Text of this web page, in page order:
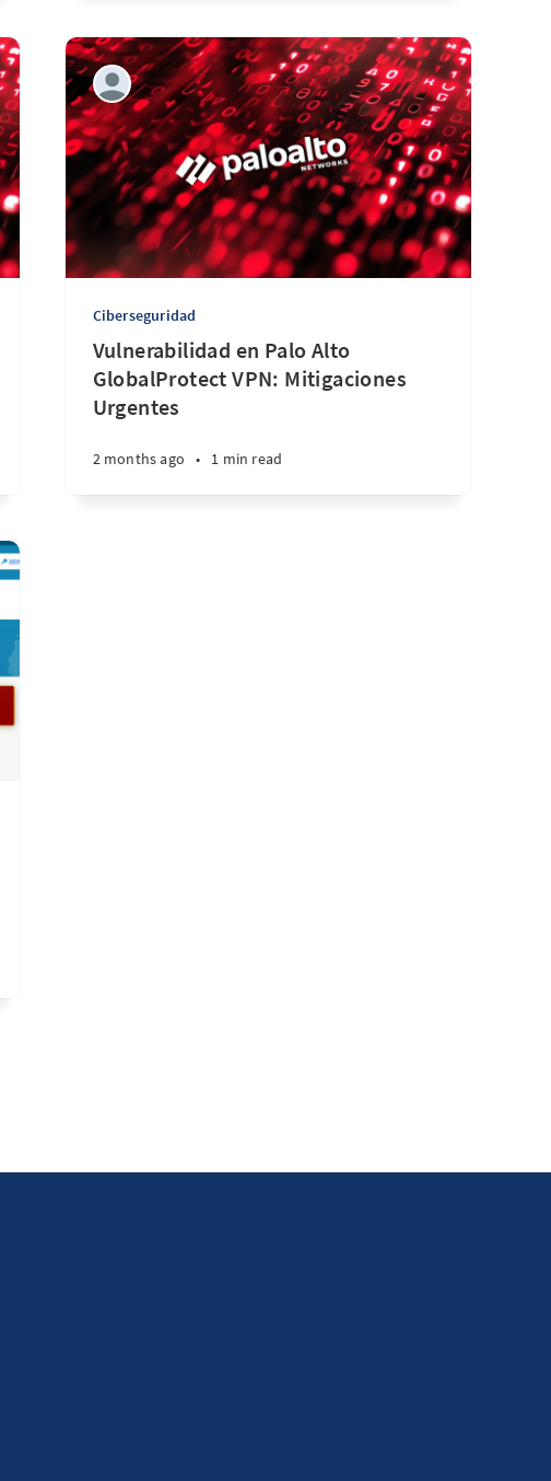
Ciberseguridad
Vulnerabilidad en Palo Alto
GlobalProtect VPN: Mitigaciones
Urgentes
2 months ago • 1 min read